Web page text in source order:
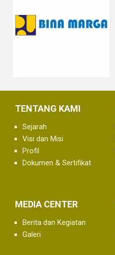
TENTANG KAMI
Sejarah
Visi dan Misi
Profil
Dokumen & Sertifikat
MEDIA CENTER
Berita dan Kegiatan
Galeri